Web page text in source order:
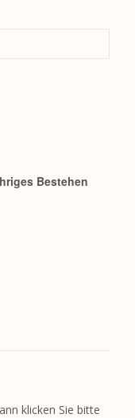
Bestehen
klicken Sie bitte